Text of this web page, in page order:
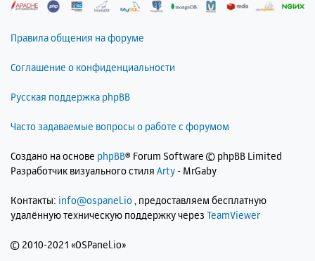
ч
Правила общения на форуме
Соглашение о конфиденциальности
Русская поддержка phpBB
Часто задаваемые вопросы о работе с форумом
Создано на основе phpBB® Forum Software © phpBB Limited
Разработчик визуального стиля Arty- MrGaby
Контакты: info@ospanel.io , предоставляем бесплатную
удалённую техническую поддержку через TeamViewer
© 2010-2021 «OSPanel.io»